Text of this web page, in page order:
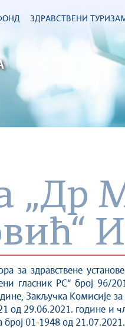
ЗДРАВСТВЕНИ
„Др
за здравствене
гласник РС“ број
Закључка Комисије
од 29.06.2021. године
01-1948 од